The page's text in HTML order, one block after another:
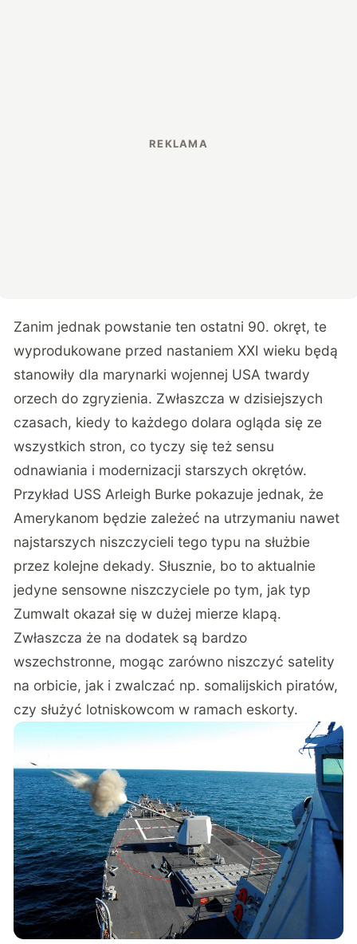
Zanim jednak powstanie ten ostatni 90. okręt, te
wyprodukowane przed nastaniem XXI wieku będą
stanowiły dla marynarki wojennej USA twardy
orzech do zgryzienia. Zwłaszcza w dzisiejszych
czasach, kiedy to każdego dolara ogląda się ze
wszystkich stron, co tyczy się też sensu
odnawiania i modernizacji starszych okrętów.
Przykład USS Arleigh Burke pokazuje jednak, że
Amerykanom będzie zależeć na utrzymaniu nawet
najstarszych niszczycieli tego typu na służbie
przez kolejne dekady. Słusznie, bo to aktualnie
jedyne sensowne niszczyciele po tym, jak typ
Zumwalt okazał się w dużej mierze klapą.
Zwłaszcza że na dodatek są bardzo
wszechstronne, mogąc zarówno niszczyć satelity
na orbicie, jak i zwalczać np. somalijskich piratów,
czy służyć lotniskowcom w ramach eskorty.